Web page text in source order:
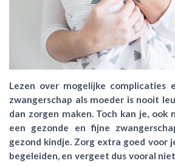
Lezen over mogelijke complicaties
zwangerschap als moeder is nooit
dan zorgen maken. Toch kan je, ook
een gezonde en fijne
gezond kindje. Zorg extra goed voor
begeleiden, en vergeet dus vooral